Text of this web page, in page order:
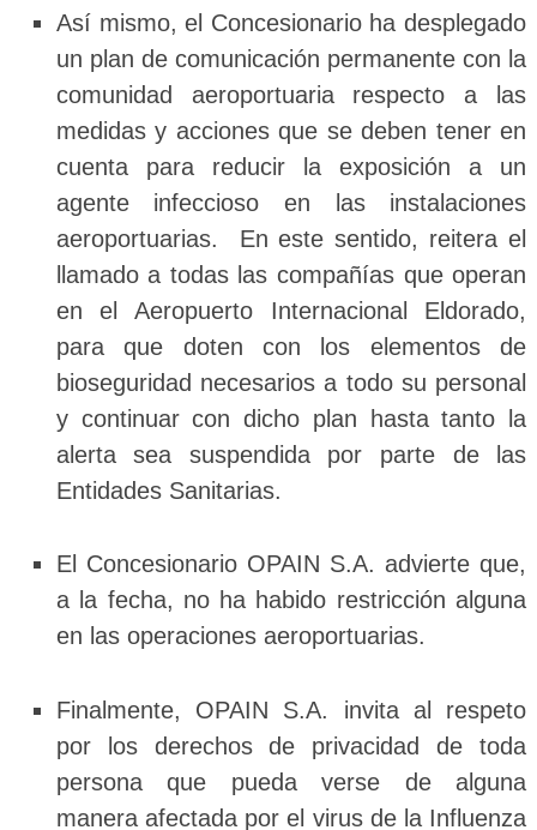
Así mismo, el Concesionario ha desplegado
un plan de comunicación permanente con la
comunidad aeroportuaria respecto a las
medidas y acciones que se deben tener en
cuenta para reducir la exposición a un
agente infeccioso en las instalaciones
aeroportuarias. En este sentido, reitera el
llamado a todas las compañías que operan
en el Aeropuerto Internacional Eldorado,
para que doten con los elementos de
bioseguridad necesarios a todo su personal
y continuar con dicho plan hasta tanto la
alerta sea suspendida por parte de las
Entidades Sanitarias.
El Concesionario OPAIN S.A. advierte que,
a la fecha, no ha habido restricción alguna
en las operaciones aeroportuarias.
Finalmente, OPAIN S.A. invita al respeto
por los derechos de privacidad de toda
persona que pueda verse de alguna
manera afectada por el virus de la Influenza